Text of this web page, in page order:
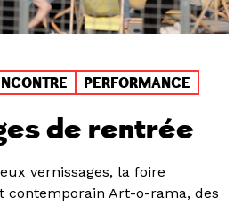
PERFORMANCE
de rentrée
vernissages, la foire
contemporain Art-o-rama, des